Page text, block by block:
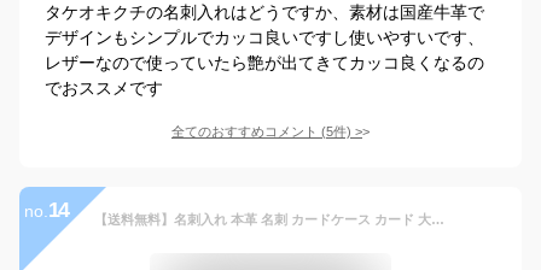
タケオキクチの名刺入れはどうですか、素材は国産牛革で
デザインもシンプルでカッコ良いですし使いやすいです、
レザーなので使っていたら艶が出てきてカッコ良くなるの
でおススメです
全てのおすすめコメント (5件) >
no. 14 【送料無料】名刺入れ 本革 名刺 カードケース カード 大容量 レザー シボ加工 マチ付 二つ折り おしゃれ メンズ レディース ビジネス 就職 ブラック ブラウン レッド ネイビー 父の日 プレゼント